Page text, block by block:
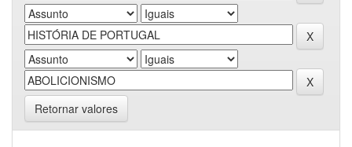
Retornar valores